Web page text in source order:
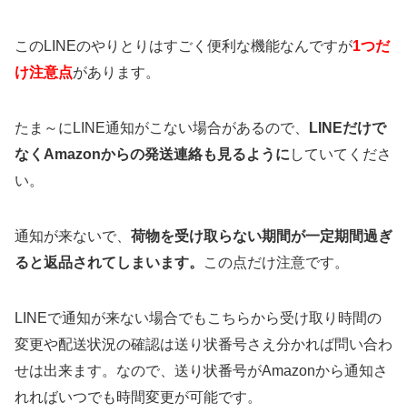
このLINEのやりとりはすごく便利な機能なんですが1つだ
け注意点があります。
たま～にLINE通知がこない場合があるので、
LINEだけで
なくAmazonからの発送連絡も見るように していてくださ
い。
通知が来ないで、 荷物を受け取らない期間が一定期間過ぎ
ると返品されてしまいます。
この点だけ注意です。
LINEで通知が来ない場合でもこちらから受け取り時間の
変更や配送状況の確認は送り状番号さえ分かれば問い合わ
せは出来ます。なので、送り状番号がAmazonから通知さ
れればいつでも時間変更が可能です。